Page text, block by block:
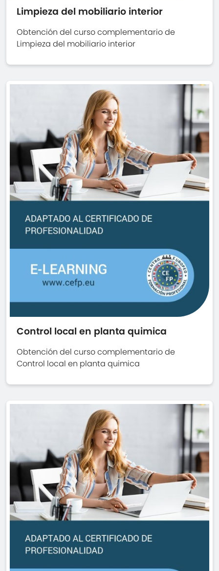
Limpieza del mobiliario interior
Obtención del curso complementario de
Limpieza del mobiliario interior
Control local en planta quimica
Obtención del curso complementario de
Control local en planta quimica